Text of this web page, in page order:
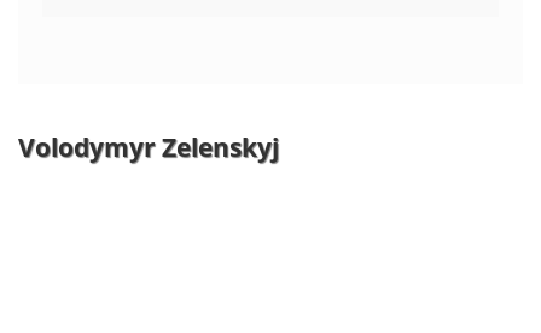
Volodymyr Zelenskyj